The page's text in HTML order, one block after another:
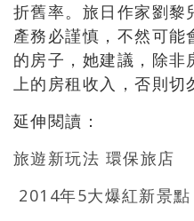
折舊率。旅日作家劉黎
產務必謹慎，不然可能
的房子，她建議，除非
上的房租收入，否則切
延伸閱讀：
旅遊新玩法 環保旅店
2014年5大爆紅新景點